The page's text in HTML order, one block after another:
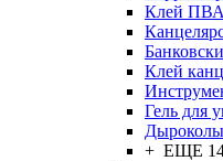
Клей ПВА
Клей
Гель для
Дыроколы
+ ЕЩЕ